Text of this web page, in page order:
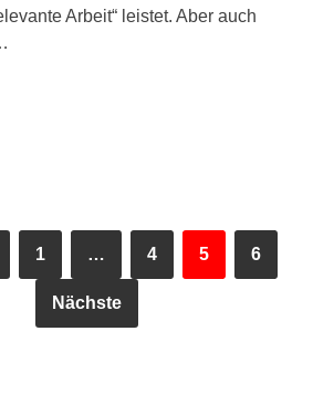
Arbeit“ leistet. Aber auch
1 … 4 5 6
Nächste